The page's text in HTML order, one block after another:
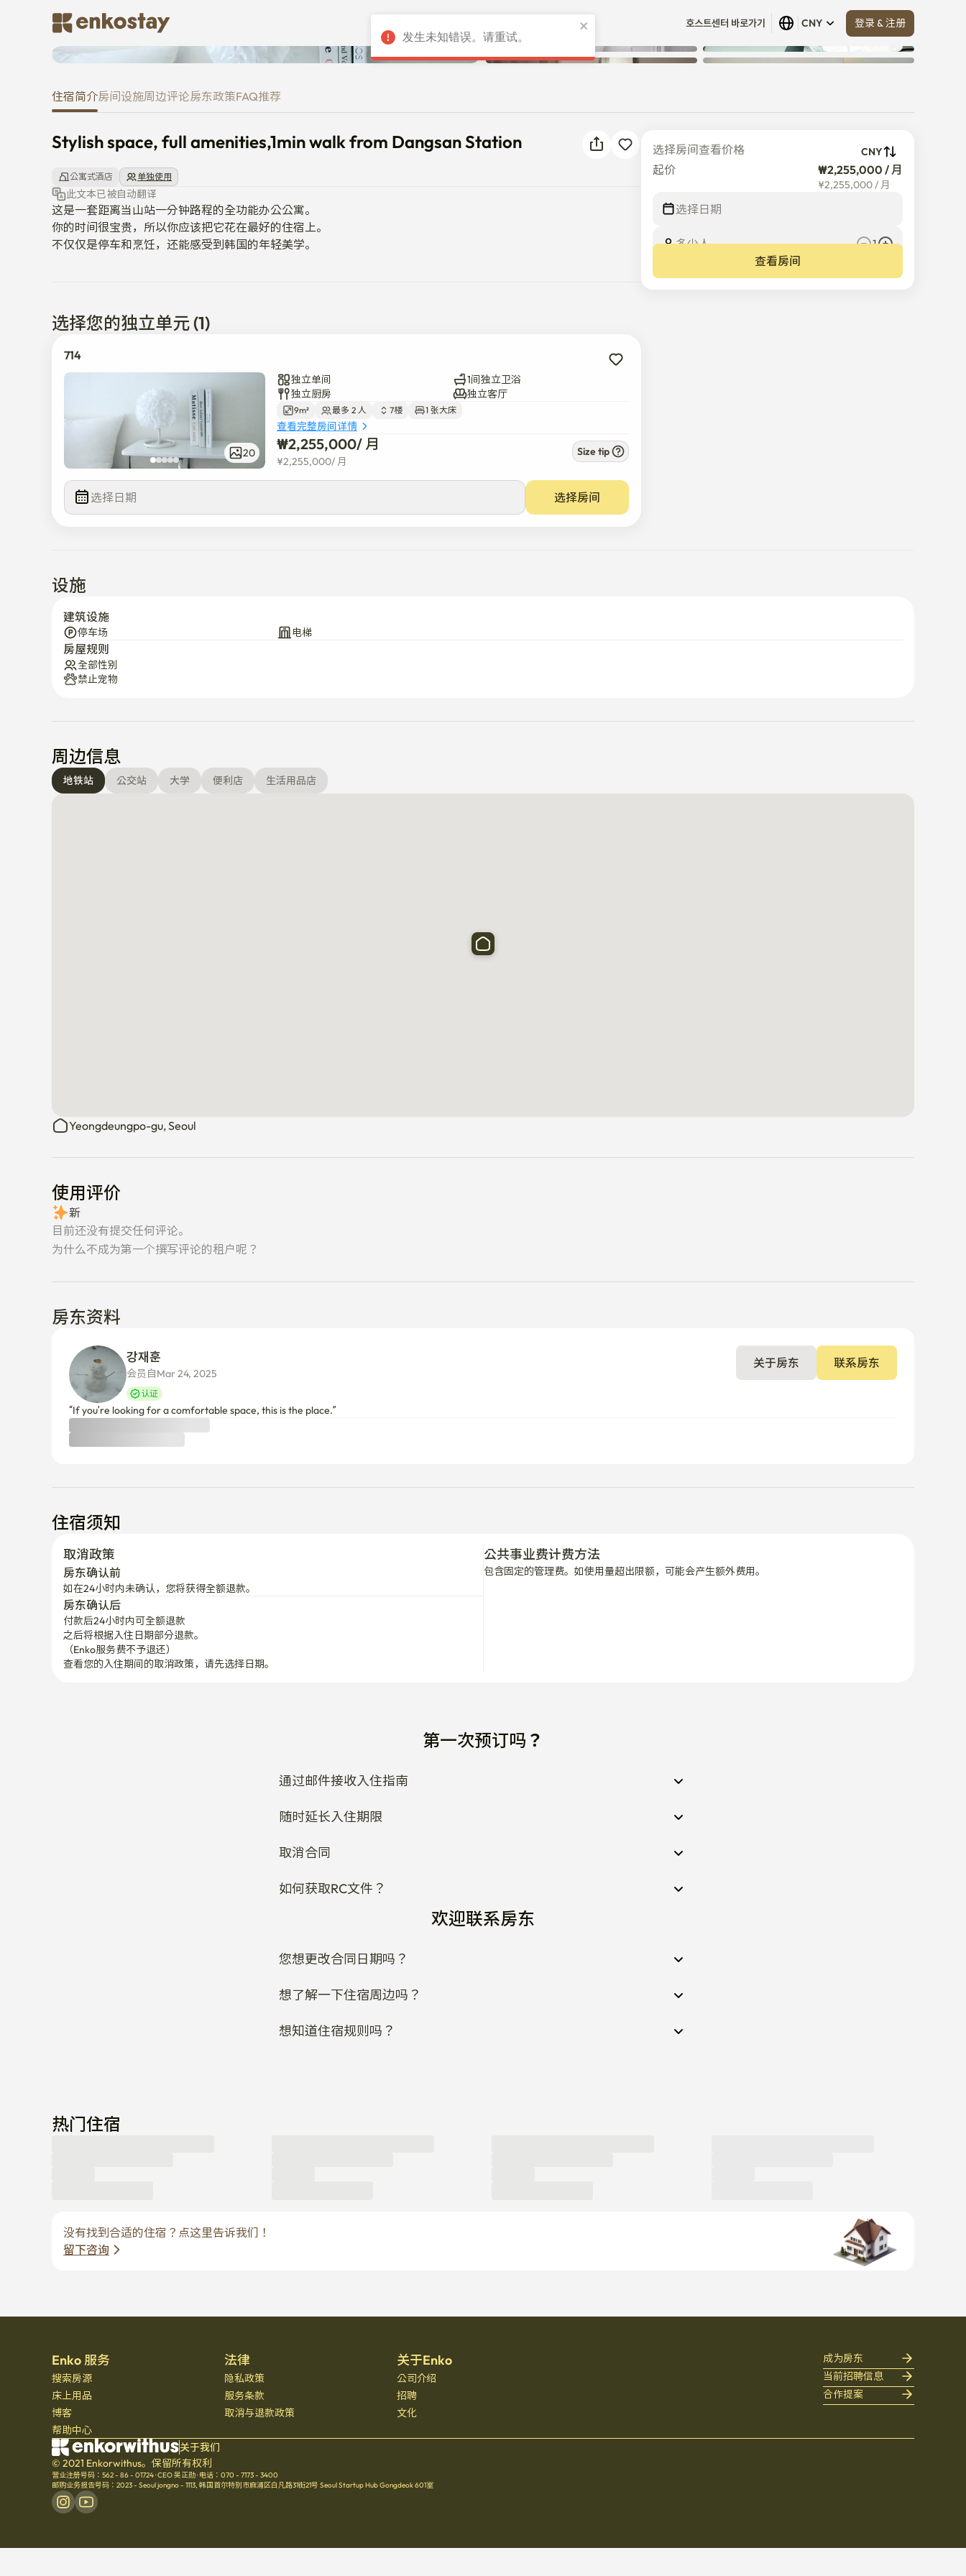
호스트센터 바로가기 CNY 登录 & 注册
Stylish space, full amenities,1min walk from Dangsan Station
查看全部 (19)
住宿简介房间设施周边评论房东政策FAQ推荐
Stylish space, full amenities,1min walk from Dangsan Station
公寓式酒店 单独使用
此文本已被自动翻译
这是一套距离当山站一分钟路程的全功能办公公寓。
你的时间很宝贵，所以你应该把它花在最好的住宿上。
不仅仅是停车和烹饪，还能感受到韩国的年轻美学。
选择您的独立单元 (1)
714
20
独立单间
1间独立卫浴
独立厨房
独立客厅
9m² 最多 2 人 7楼 1 张大床
查看完整房间详情
₩2,255,000/ 月
¥2,255,000/ 月
Size tip
选择日期 选择房间
选择房间查看价格 CNY
起价 ₩2,255,000 / 月
¥2,255,000/ 月
选择日期
多少人
1
查看房间
设施
建筑设施
停车场 电梯
房屋规则
全部性别
禁止宠物
周边信息
地铁站 公交站 大学 便利店 生活用品店
Yeongdeungpo-gu, Seoul
使用评价
新
目前还没有提交任何评论。
为什么不成为第一个撰写评论的租户呢？
房东资料
会员自Mar 24, 2025
认证
关于房东 联系房东
“If you’re looking for a comfortable space, this is the place.”
住宿须知
取消政策
如在24小时内未确认，您将获得全额退款。
房东确认后
付款后24小时内可全额退款
之后将根据入住日期部分退款。
（Enko服务费不予退还）
查看您的入住期间的取消政策，请先选择日期。
随时延长入住期限
取消合同
如何获取RC文件？
想了解一下住宿周边吗？
想知道住宿规则吗？
床上用品
博客
帮助中心
服务条款
取消与退款政策
招聘
文化
合作提案
© 2021 Enkorwithus。保留所有权利
营业注册号码：562 - 86 - 01724·CEO 吴正勋·电话：070 - 7173 - 3400
邮购业务报告号码：2023 - Seoul jongno - 1113
发生未知错误。请重试。